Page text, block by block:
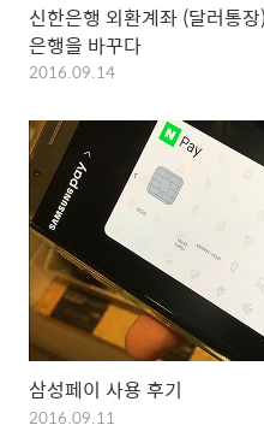
신한은행 외환계좌 (달러통
은행을 바꾸다
2016.09.14
삼성페이 사용 후기
2016.09.11